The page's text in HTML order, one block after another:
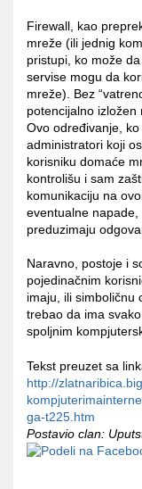
Firewall, kao
mreže (ili jednig
pristupi, ko može
servise mogu da
mreže). Bez
potencijalno izložen
Ovo određivanje,
administratori koji
korisniku domaće
kontrolišu i sam
komunikaciju na
eventualne
preduzimaju
Naravno, postoje i
pojedinačnim
imaju, ili simboličnu
trebao da ima
spoljnim
Tekst preuzet sa
http://
ga-t225.htm
Postavio clan: